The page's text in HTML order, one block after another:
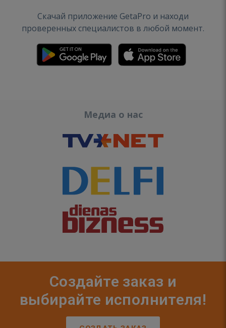
Скачай приложение GetaPro и находи
проверенных специалистов в любой момент.
Медиа о нас
Создайте заказ и
выбирайте исполнителя!